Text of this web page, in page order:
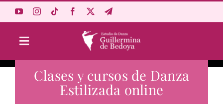
Toggle
Navigation
Aprende Online
Clases y cursos de Danza
Estilizada online